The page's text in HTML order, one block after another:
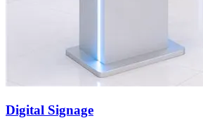
Digital Signage